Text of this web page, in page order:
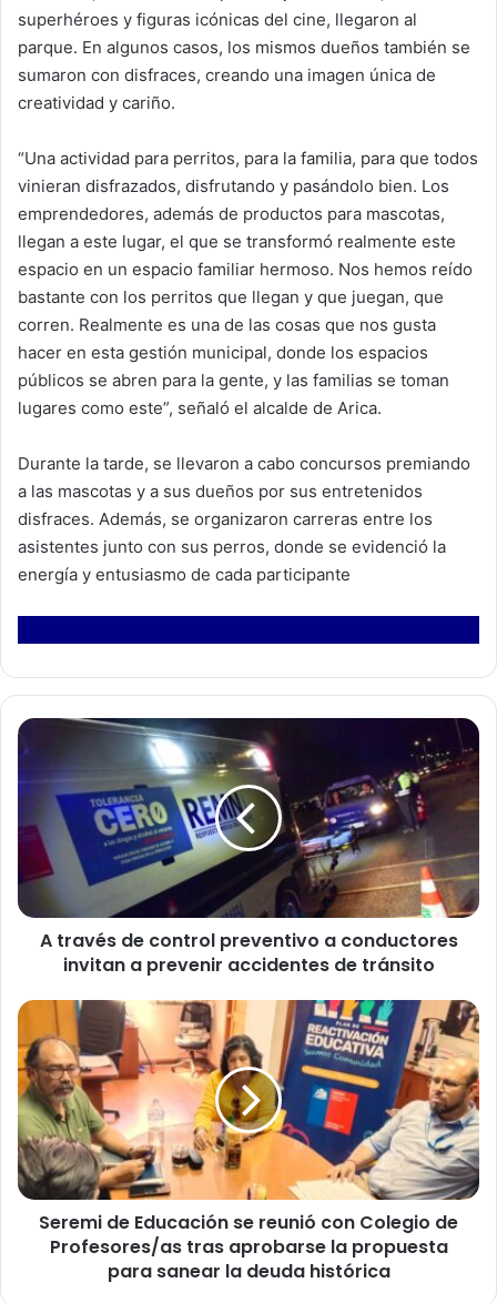
superhéroes y figuras icónicas del cine, llegaron al
parque. En algunos casos, los mismos dueños también se
sumaron con disfraces, creando una imagen única de
creatividad y cariño.
“Una actividad para perritos, para la familia, para que todos
vinieran disfrazados, disfrutando y pasándolo bien. Los
emprendedores, además de productos para mascotas,
llegan a este lugar, el que se transformó realmente este
espacio en un espacio familiar hermoso. Nos hemos reído
bastante con los perritos que llegan y que juegan, que
corren. Realmente es una de las cosas que nos gusta
hacer en esta gestión municipal, donde los espacios
públicos se abren para la gente, y las familias se toman
lugares como este”, señaló el alcalde de Arica.
Durante la tarde, se llevaron a cabo concursos premiando
a las mascotas y a sus dueños por sus entretenidos
disfraces. Además, se organizaron carreras entre los
asistentes junto con sus perros, donde se evidenció la
energía y entusiasmo de cada participante
A
t
r
a
é
e
t
o
l
p
r
e
v
e
A través de control preventivo a conductores
invitan a prevenir accidentes de tránsito
S
r
e
m
i
d
e
E
Seremi de Educación se reunió con Colegio de
Profesores/as tras aprobarse la propuesta
para sanear la deuda histórica